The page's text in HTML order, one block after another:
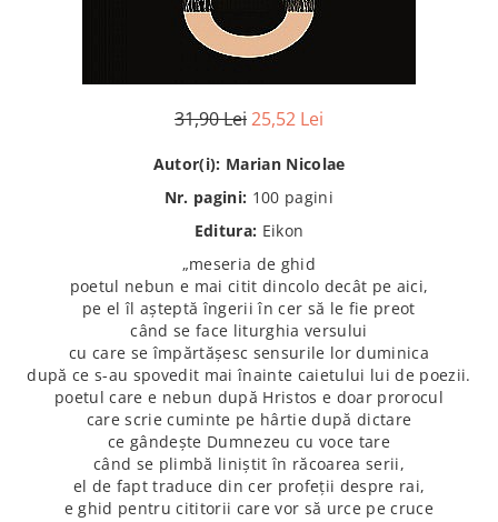
Manuale scolare/Cursuri
Psihologie
Spiritualitate/Ezoterism
Sport
Stiinte/Educatie
31,90 Lei25,52 Lei
Autor(i): Marian Nicolae
Nr. pagini: 100 pagini
Editura: Eikon
„meseria de ghid
poetul nebun e mai citit dincolo decât pe aici,
pe el îl așteptă îngerii în cer să le fie preot
când se face liturghia versului
cu care se împărtășesc sensurile lor duminica
după ce s-au spovedit mai înainte caietului lui de poezii.
poetul care e nebun după Hristos e doar prorocul
care scrie cuminte pe hârtie după dictare
ce gândește Dumnezeu cu voce tare
când se plimbă liniștit în răcoarea serii,
el de fapt traduce din cer profeții despre rai,
e ghid pentru cititorii care vor să urce pe cruce